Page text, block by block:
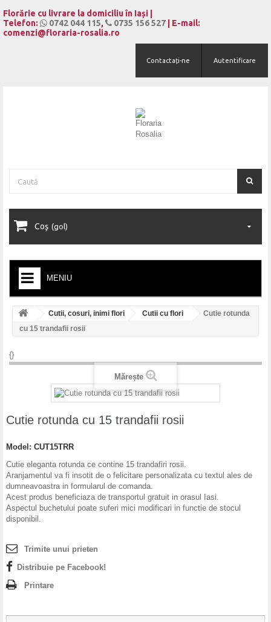
Florărie cu livrare la domiciliu în Iași |
Telefon:
0742 044 115, 0735 156 527 | E-mail:
comenzi@floraria-rosalia.ro
Autentificare
Contactați-ne
Coş (gol)
MENIU
HOME
BUCHETE
CUTII, COSURI, INIMI FLORI
BOTEZ
SARBATORI
COLECȚIA ROSALIA SELECT
CORONITE PREMIERE
CONDOLEANTE
INFORMATII
Cutii, cosuri, inimi flori Cutii cu flori
Cutie rotunda
cu 15 trandafii rosii
{}
Mărește
Cutie rotunda cu 15 trandafii rosii
Model: CUT15TRR
Cutie eleganta rotunda ce contine 15 trandafiri rosii.
Aranjamentul va fi insotit de o felicitare personalizata cu textul ales de
dumneavoastra in formularul de comanda.
Acest produs beneficiaza de transportul gratuit in orasul Iasi.
Aspectul buchetului poate suferi mici modificari in functie de stocul
disponibil.
Trimite unui prieten
Distribuie pe Facebook!
Printare